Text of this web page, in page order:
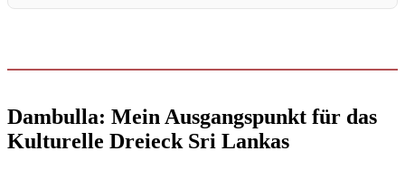
Dambulla: Mein Ausgangspunkt für das
Kulturelle Dreieck Sri Lankas